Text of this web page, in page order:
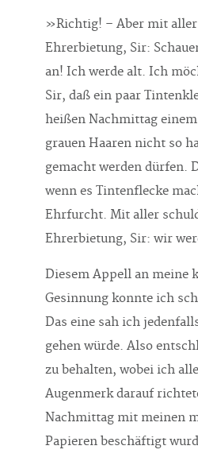
»Richtig! – Aber mit
Ehrerbietung, Sir:
an! Ich werde alt. Ich
Sir, daß ein paar
heißen Nachmittag
grauen Haaren nicht so
gemacht werden dürfen.
wenn es Tintenflecke
Ehrfurcht. Mit aller
Ehrerbietung, Sir: wir
Diesem Appell an meine
Gesinnung konnte ich
Das eine sah ich
gehen würde. Also
zu behalten, wobei ich
Augenmerk darauf
Nachmittag mit meinen
Papieren beschäftigt